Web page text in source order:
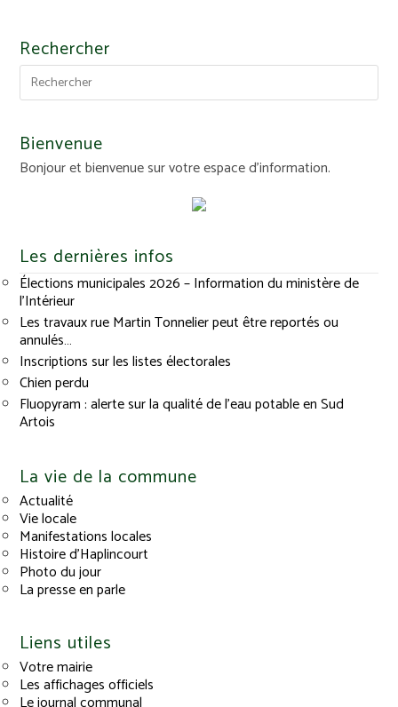
Rechercher
Bienvenue
Bonjour et bienvenue sur votre espace d'information.
Les dernières infos
Élections municipales 2026 – Information du ministère de
l’Intérieur
Les travaux rue Martin Tonnelier peut être reportés ou
annulés…
Inscriptions sur les listes électorales
Chien perdu
Fluopyram : alerte sur la qualité de l’eau potable en Sud
Artois
La vie de la commune
Actualité
Vie locale
Manifestations locales
Histoire d’Haplincourt
Photo du jour
La presse en parle
Liens utiles
Votre mairie
Les affichages officiels